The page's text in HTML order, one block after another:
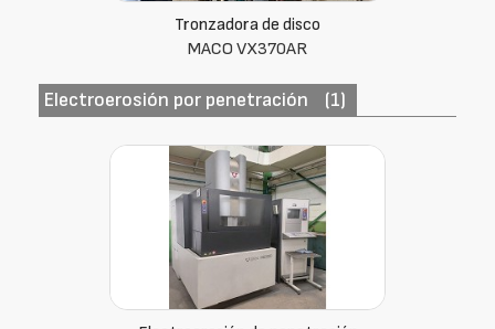
Tronzadora de disco
MACO VX370AR
Electroerosión por penetración (1)